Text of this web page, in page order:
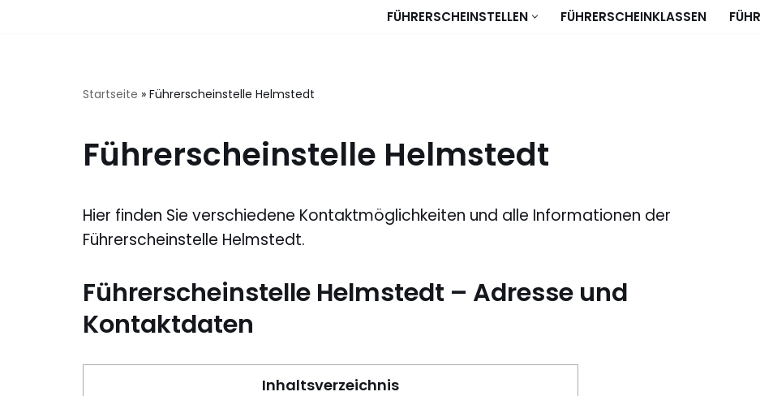
FÜHRERSCHEINSTELLEN FÜHRERSCHEINKLASSEN
Startseite » Führerscheinstelle Helmstedt
Führerscheinstelle Helmstedt
Hier finden Sie verschiedene Kontaktmöglichkeiten und alle Informationen der
Führerscheinstelle Helmstedt.
Führerscheinstelle Helmstedt – Adresse und
Kontaktdaten
Inhaltsverzeichnis